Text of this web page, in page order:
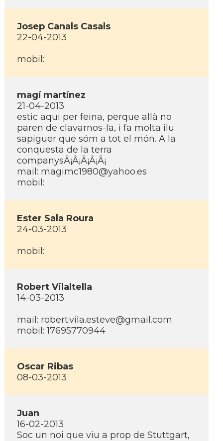
Josep Canals Casals
22-04-2013
mobil:
magí­ martí­nez
21-04-2013
estic aqui per feina, perque allà no
paren de clavarnos-la, i fa molta ilu
sapiguer que sóm a tot el món. A la
conquesta de la terra
companysÂ¡Â¡Â¡Â¡Â¡
mail: magimc1980@yahoo.es
mobil:
Ester Sala Roura
24-03-2013
mobil:
Robert Vilaltella
14-03-2013
mail: robert.vila.esteve@gmail.com
mobil: 17695770944
Oscar Ribas
08-03-2013
Juan
16-02-2013
Soc un noi que viu a prop de Stuttgart,